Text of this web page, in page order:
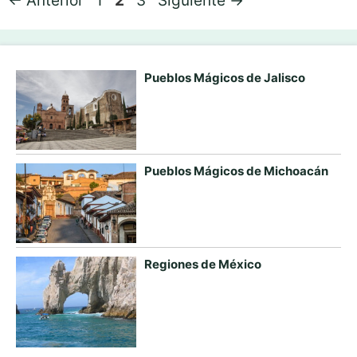
Pueblos Mágicos de Jalisco
Pueblos Mágicos de Michoacán
Regiones de México